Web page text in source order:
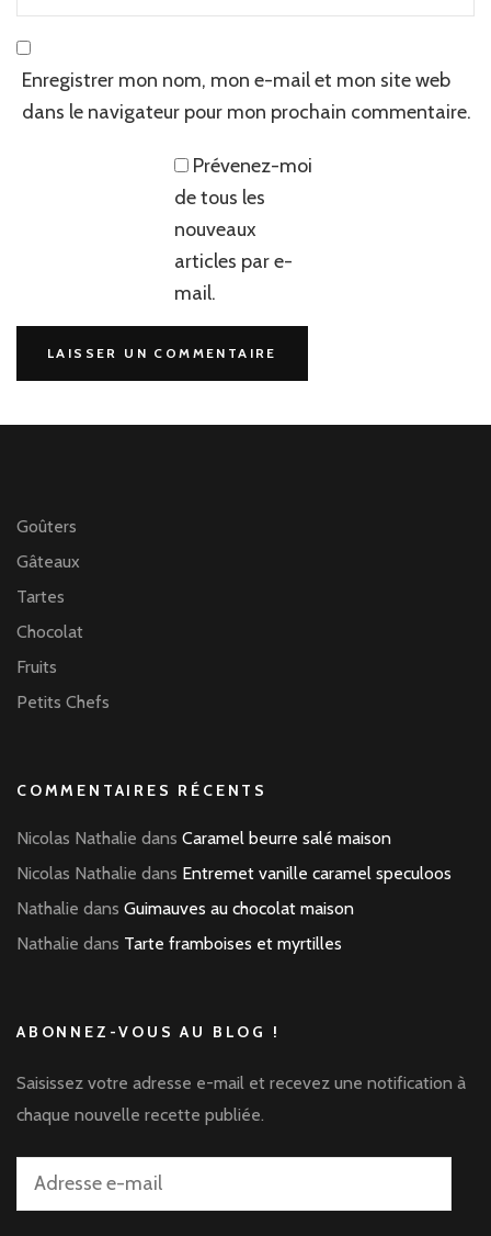
Enregistrer mon nom, mon e-mail et mon site web
dans le navigateur pour mon prochain commentaire.
Prévenez-moi
de tous les
nouveaux
articles par e-
mail.
Goûters
Gâteaux
Tartes
Chocolat
Fruits
Petits Chefs
COMMENTAIRES RÉCENTS
Nicolas Nathalie dans Caramel beurre salé maison
Nicolas Nathalie dans Entremet vanille caramel speculoos
Nathalie dans Guimauves au chocolat maison
Nathalie dans Tarte framboises et myrtilles
ABONNEZ-VOUS AU BLOG !
Saisissez votre adresse e-mail et recevez une notification à
chaque nouvelle recette publiée.
Adresse